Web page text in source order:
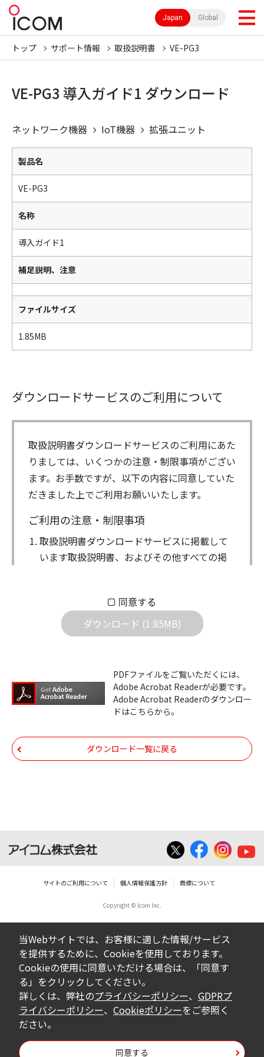
Japan Global
トップ サポート情報 取扱説明書 VE-PG3
VE-PG3 導入ガイド1 ダウンロード
ネットワーク機器 IoT機器 拡張ユニット
製品名
VE-PG3
名称
導入ガイド1
補足説明、注意
ファイルサイズ
1.85MB
ダウンロードサービスのご利用について
取扱説明書ダウンロードサービスのご利用にあた
りましては、いくつかの注意・制限事項がござい
ます。お手数ですが、以下の内容に同意していた
だきました上でご利用お願いいたします。
ご利用の注意・制限事項
取扱説明書ダウンロードサービスに掲載して
います取扱説明書、およびその他すべての掲
属します。ダウンロードした取扱説明書は、
個人が本来の目的でご使用されることは可能
ですが、権利者の許諾を得ることなく、以下
ダウンロードした取扱説明書は、複製、賃
貸、改変、公衆送信、または公衆送信可能
化することはできません。
いは無償を問わず、第三者に譲渡あるいは
使用させる事ができません。
ダウンロードした取扱説明書等に使用され
の転用は一切出来ません。
ダウンロードした取扱説明書およびその他す
べての掲載物の変更は一切行わないでくださ
い。お客様による内容の変更により、何らか
の欠陥が生じたとしても、弊社では一切の保
証をいたしません。また、内容の変更の結
果、万一お客様に損害が生じたとしても、弊
社及び販売店等は一切の責任を負いません。
掲載の取扱説明書等は、製品発売当時の内容
になっております。内容において、法律、仕
同意する
ダウンロード (1.85MB)
PDFファイルをご覧いただくには、
Adobe Acrobat Readerが必要です。
Adobe Acrobat Readerのダウンロー
ドはこちらから。
ダウンロード一覧に戻る
サイトのご利用について 個人情報保護方針 商標について
Copyright © Icom Inc.
当Webサイトでは、お客様に適した情報/サービス
を提供するために、Cookieを使用しております。
Cookieの使用に同意いただける場合は、「同意す
る」をクリックしてください。
詳しくは、弊社のプライバシーポリシー、 GDPRプ
ライバシーポリシー、 Cookieポリシーをご参照く
ださい。
同意する